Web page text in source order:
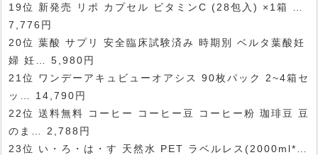
19位 新発売 リポ カプセル ビタミンC (28包入) ×1箱 …
7,776円
20位 葉酸 サプリ 安全臨床試験済み 時期別 ベルタ葉酸妊
婦 妊… 5,980円
21位 ワンデーアキュビューオアシス 90枚パック 2~4箱セ
ッ… 14,790円
22位 送料無料 コーヒー コーヒー豆 コーヒー粉 珈琲豆 豆
のま… 2,788円
23位 い・ろ・は・す 天然水 PET ラベルレス(2000ml*…